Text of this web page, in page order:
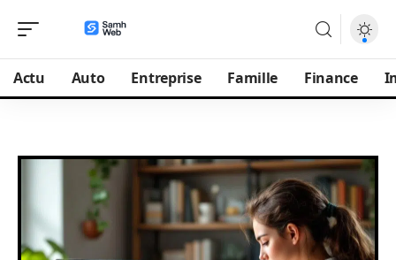
Actu Auto Entreprise Famille Finance